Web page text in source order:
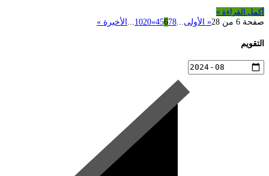
أكمل القراءة »
صفحة 6 من 28
« الأولى...
45678
»
1020
... الأخيرة »
التقويم